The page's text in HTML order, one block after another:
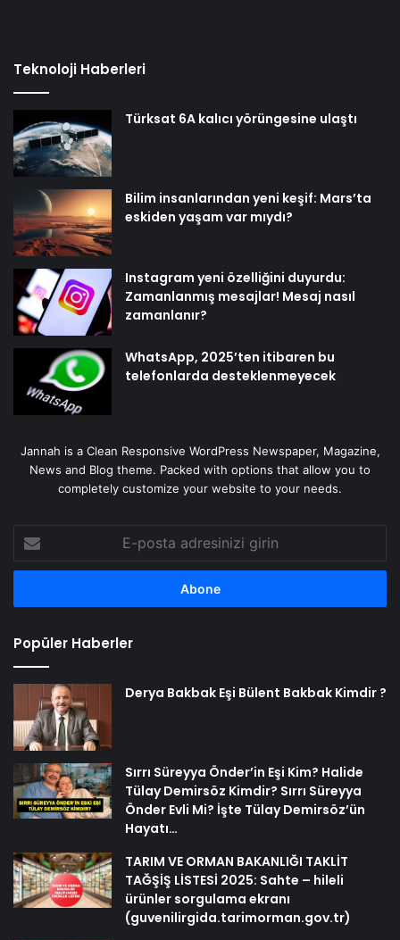
Teknoloji Haberleri
Türksat 6A kalıcı yörüngesine ulaştı
Bilim insanlarından yeni keşif: Mars’ta
eskiden yaşam var mıydı?
Instagram yeni özelliğini duyurdu:
Zamanlanmış mesajlar! Mesaj nasıl
zamanlanır?
WhatsApp, 2025’ten itibaren bu
telefonlarda desteklenmeyecek
Jannah is a Clean Responsive WordPress Newspaper, Magazine,
News and Blog theme. Packed with options that allow you to
completely customize your website to your needs.
posta
adresinizi
Popüler Haberler
Derya Bakbak Eşi Bülent Bakbak Kimdir ?
Sırrı Süreyya Önder’in Eşi Kim? Halide
Tülay Demirsöz Kimdir? Sırrı Süreyya
Önder Evli Mi? İşte Tülay Demirsöz’ün
Hayatı…
TARIM VE ORMAN BAKANLIĞI TAKLİT
TAĞŞİŞ LİSTESİ 2025: Sahte – hileli
ürünler sorgulama ekranı
(guvenilirgida.tarimorman.gov.tr)